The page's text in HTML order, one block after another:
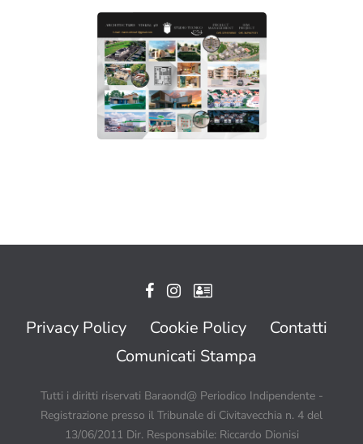
Privacy Policy Cookie Policy
Contatti
Comunicati Stampa
Tutti i diritti riservati Baraond@ Periodico Indipendente -
Registrazione presso il Tribunale di Civitavecchia n. 4 del
13/06/2011 Dir. Responsabile: Riccardo Dionisi